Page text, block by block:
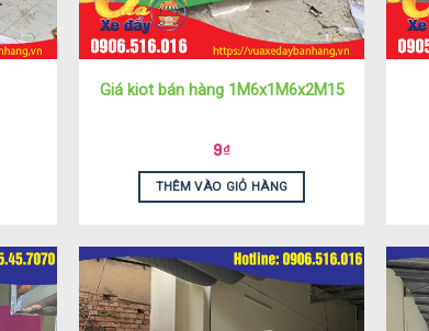
Giá kiot bán hàng 1M6x1M6x2M15
9₫
THÊM VÀO GIỎ HÀNG